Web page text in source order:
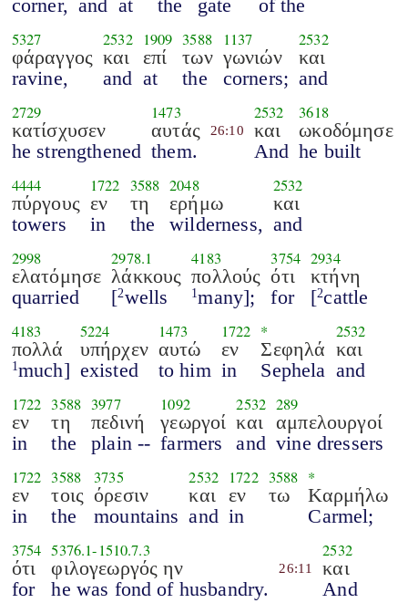
corner, and at the gate of the
5327
φάραγγος
ravine,
2532
και
and
1909
επί
at
3588
των
the
1137
γωνιών
corners;
2532
και
and
2729
κατίσχυσεν
he strengthened
1473
αυτάς
them.
26:10
2532
και
And
3618
ωκοδόμησε
he built
4444
πύργους
towers
1722
εν
in
3588
τη
the
2048
ερήμω
wilderness,
2532
και
and
2998
ελατόμησε
quarried
2978.1
λάκκους
[2wells
4183
πολλούς
1many];
3754
ότι
for
2934
κτήνη
[2cattle
4183
πολλά
1 much]
5224
υπήρχεν
existed
1473
αυτώ
to him
1722
εν
in
*
Σεφηλά
Sephela
2532
και
and
1722
εν
in
3588
τη
the
3977
πεδινή
plain --
1092
γεωργοί
farmers
2532
και
and
289
αμπελουργοί
vine dressers
1722
εν
in
3588
τοις
the
3735
όρεσιν
mountains
2532
και
and
1722
εν
in
3588
τω
*
Καρμήλω
Carmel;
3754
ότι
for
5376.1-1510.7.3
φιλογεωργός ην
he was fond of husbandry.
26:11
2532
και
And